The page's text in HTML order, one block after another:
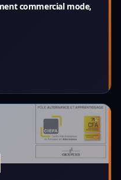
commercial mode,